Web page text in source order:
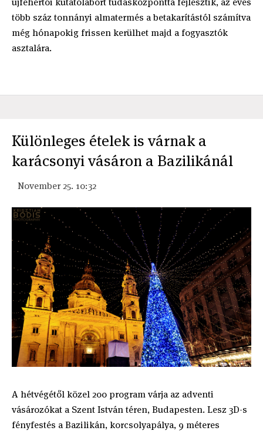
több száz tonnányi almatermés a betakarítástól számítva
még hónapokig frissen kerülhet majd a fogyasztók
asztalára.
Különleges ételek is várnak a
karácsonyi vásáron a Bazilikánál
November 25. 10:32
A hétvégétől közel 200 program várja az adventi
vásározókat a Szent István téren, Budapesten. Lesz 3D-s
fényfestés a Bazilikán, korcsolyapálya, 9 méteres